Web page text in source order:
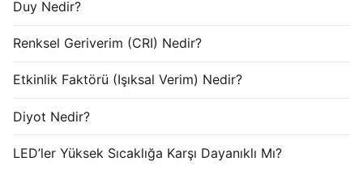
Duy Nedir?
Renksel Geriverim (CRI) Nedir?
Etkinlik Faktörü (Işıksal Verim) Nedir?
Diyot Nedir?
LED’ler Yüksek Sıcaklığa Karşı Dayanıklı Mı?